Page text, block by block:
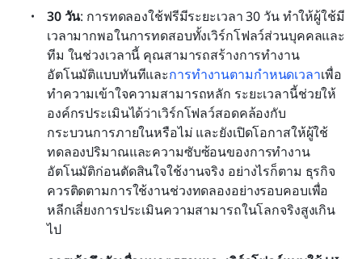
30 วัน: การทดลองใช้ฟรีมีระยะเวลา 30 วัน ทำให้ผู้ใช้มี
เวลามากพอในการทดสอบทั้งเวิร์กโฟลว์ส่วนบุคคลและ
ทีม ในช่วงเวลานี้ คุณสามารถสร้างการทำงาน
อัตโนมัติแบบทันทีและการทำงานตามกำหนดเวลาเพื่อ
ทำความเข้าใจความสามารถหลัก ระยะเวลานี้ช่วยให้
องค์กรประเมินได้ว่าเวิร์กโฟลว์สอดคล้องกับ
กระบวนการภายในหรือไม่ และยังเปิดโอกาสให้ผู้ใช้
ทดลองปริมาณและความซับซ้อนของการทำงาน
อัตโนมัติก่อนตัดสินใจใช้งานจริง อย่างไรก็ตาม ธุรกิจ
ควรติดตามการใช้งานช่วงทดลองอย่างรอบคอบเพื่อ
หลีกเลี่ยงการประเมินความสามารถในโลกจริงสูงเกิน
ไป